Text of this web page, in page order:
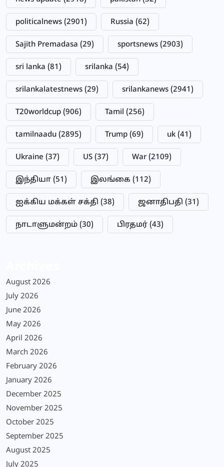
politicalnews (2901) Russia (62)
Sajith Premadasa (29) sportsnews (2903)
sri lanka (81) srilanka (54)
srilankalatestnews (29) srilankanews (2941)
T20worldcup (906) Tamil (256)
tamilnaadu (2895) Trump (69) uk (41)
Ukraine (37) US (37) War (2109)
இந்தியா (51) இலங்கை (112)
ஐக்கிய மக்கள் சக்தி (38) ஜனாதிபதி (31)
நாடாளுமன்றம் (30) பிரதமர் (43)
August 2026
July 2026
June 2026
May 2026
April 2026
March 2026
February 2026
January 2026
December 2025
November 2025
October 2025
September 2025
August 2025
July 2025